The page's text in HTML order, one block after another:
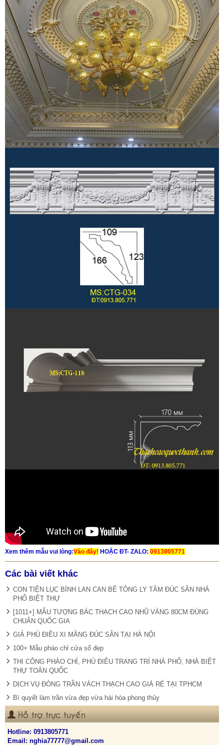
Xem thêm mẫu vui lòng:Vào đây! HOẶC ĐT- ZALO: 0913805771
Các bài viết khác
CON TIỆN LỤC BÌNH LAN CAN BÊ TÔNG LY TÂM ĐÚC SẴN NHÀ
PHỐ BIỆT THỰ
[1011+] MẪU TƯỢNG BÁC THẠCH CAO NHŨ VÀNG 80CM ĐÚNG
CHUẨN QUỐC GIA
GIÁ PHÙ ĐIÊU XI MĂNG ĐÚC SẴN TẠI HÀ NỘI
100+ Mẫu phào chỉ cửa sổ đẹp
THI CÔNG PHÀO CHỈ, PHÙ ĐIÊU TRANG TRÍ NHÀ PHỐ, NHÀ BIỆT
THỰ TOÀN QUỐC
DỊCH VỤ ĐÓNG TRẦN VÁCH THẠCH CAO GIÁ RẺ TẠI TPHCM
Bí quyết làm trần vừa đẹp vừa hài hòa phong thủy
Hỗ trợ trực tuyến
Hotline: 0913805771
Email: nghia77777@gmail.com